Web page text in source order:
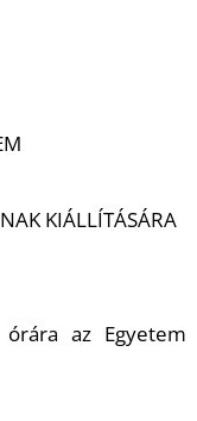
KIÁLLÍTÁSÁRA
az Egyetem